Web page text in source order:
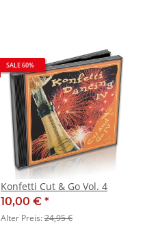
SALE 60%
Konfetti Cut & Go Vol. 4
10,00 € *
Alter Preis:24,95 €